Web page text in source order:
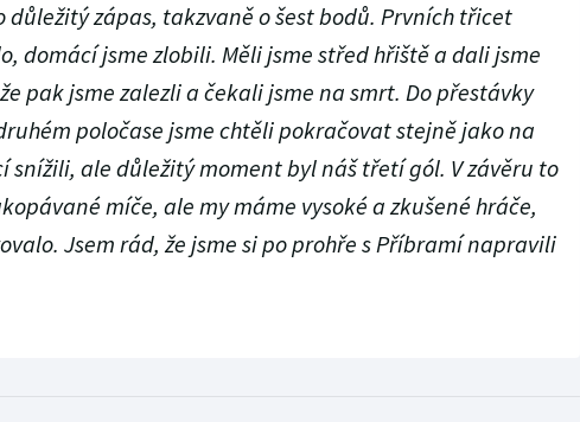
důležitý zápas, takzvaně o šest bodů. Prvních třicet
domácí jsme zlobili. Měli jsme střed hřiště a dali jsme
pak jsme zalezli a čekali jsme na smrt. Do přestávky
poločase jsme chtěli pokračovat stejně jako na
snížili, ale důležitý moment byl náš třetí gól. V závěru to
míče, ale my máme vysoké a zkušené hráče,
Jsem rád, že jsme si po prohře s Příbramí napravili